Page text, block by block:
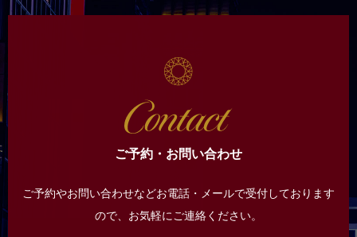
ご予約・お問い合わせ
ご予約やお問い合わせなどお電話・メールで受付しております
ので、 お気軽にご連絡ください。